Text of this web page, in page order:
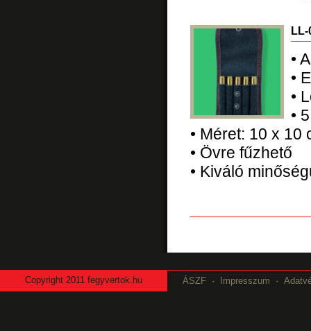
•
•
•
•
• Méret: 10 x 10
• Övre fűzhető
• Kiváló
Copyright 2011 fegyvertok.hu ÁSZF Impresszum